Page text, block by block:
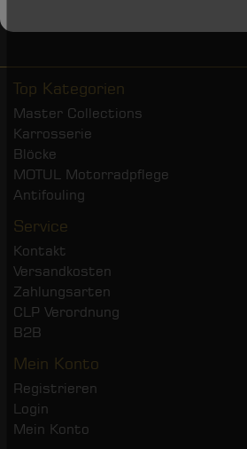
Top Kategorien
Master Collections
Karrosserie
Blöcke
MOTUL Motorradpflege
Antifouling
Service
Kontakt
Versandkosten
Zahlungsarten
CLP Verordnung
B2B
Mein Konto
Registrieren
Login
Mein Konto